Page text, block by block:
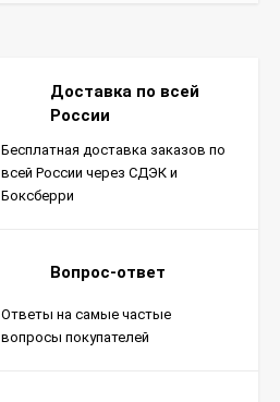
Доставка по всей
России
Бесплатная доставка заказов по
всей России через СДЭК и
Боксберри
Вопрос-ответ
Ответы на самые частые
вопросы покупателей